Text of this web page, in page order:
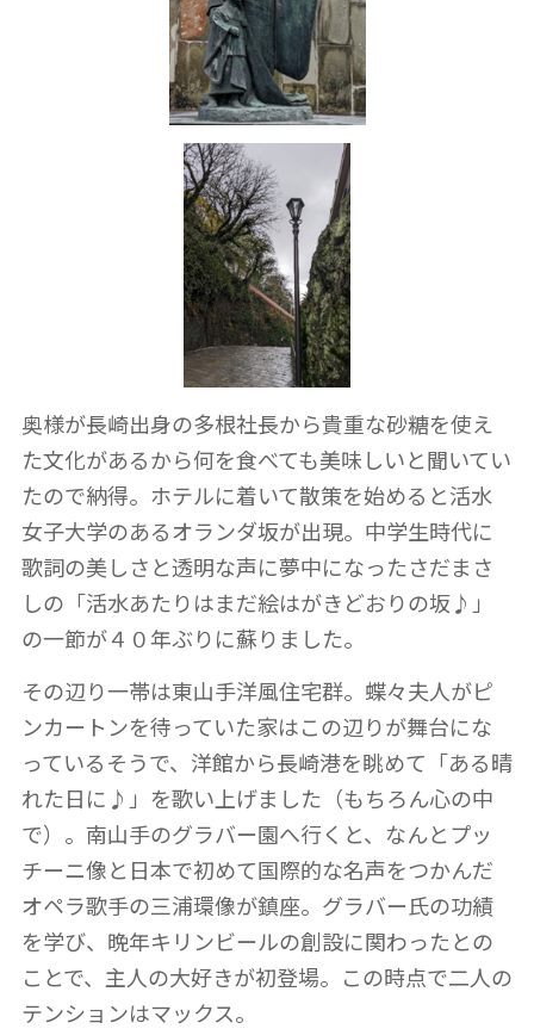
奥様が長崎出身の多根社長から貴重な砂糖を使え
た文化があるから何を食べても美味しいと聞いてい
たので納得。ホテルに着いて散策を始めると活水
女子大学のあるオランダ坂が出現。中学生時代に
歌詞の美しさと透明な声に夢中になったさだまさ
しの「活水あたりはまだ絵はがきどおりの坂♪」
の一節が４０年ぶりに蘇りました。
その辺り一帯は東山手洋風住宅群。蝶々夫人がピ
ンカートンを待っていた家はこの辺りが舞台にな
っているそうで、洋館から長崎港を眺めて「ある晴
れた日に♪」を歌い上げました（もちろん心の中
で）。南山手のグラバー園へ行くと、なんとプッ
チーニ像と日本で初めて国際的な名声をつかんだ
オペラ歌手の三浦環像が鎮座。グラバー氏の功績
を学び、晩年キリンビールの創設に関わったとの
ことで、主人の大好きが初登場。この時点で二人の
テンションはマックス。